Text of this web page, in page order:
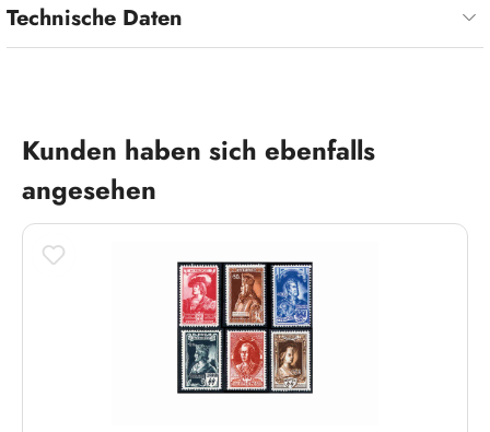
Technische Daten
Produktgalerie überspringen
Kunden haben sich ebenfalls
angesehen